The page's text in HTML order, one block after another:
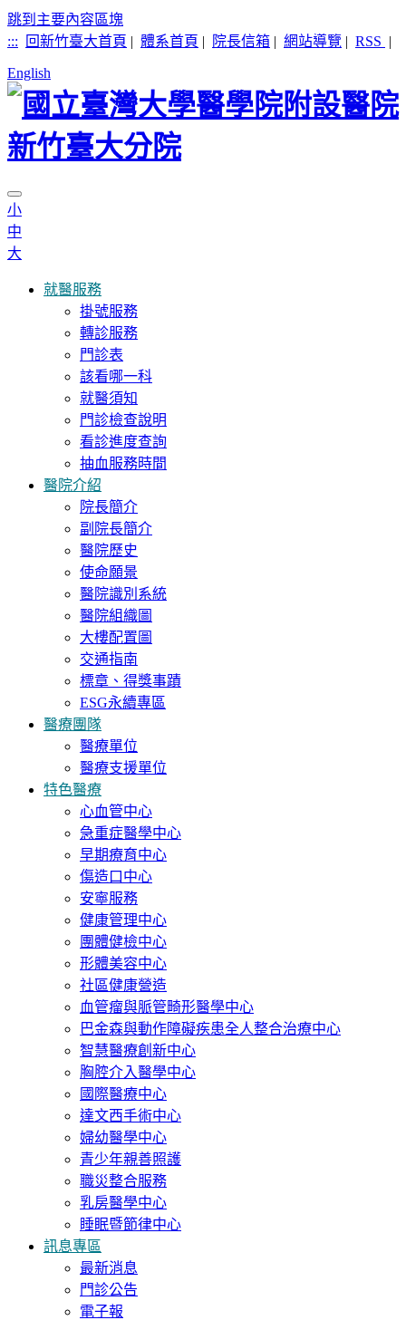
跳到主要內容區塊
:::
回新竹臺大首頁 | 體系首頁 | 院長信箱 | 網站導覽 | RSS |
English
小
中
大
就醫服務
掛號服務
轉診服務
門診表
該看哪一科
就醫須知
門診檢查說明
看診進度查詢
抽血服務時間
醫院介紹
院長簡介
副院長簡介
醫院歷史
使命願景
醫院識別系統
醫院組織圖
大樓配置圖
交通指南
標章、得獎事蹟
ESG永續專區
醫療團隊
醫療單位
醫療支援單位
特色醫療
心血管中心
急重症醫學中心
早期療育中心
傷造口中心
安寧服務
健康管理中心
團體健檢中心
形體美容中心
社區健康營造
血管瘤與脈管畸形醫學中心
巴金森與動作障礙疾患全人整合治療中心
智慧醫療創新中心
胸腔介入醫學中心
國際醫療中心
達文西手術中心
婦幼醫學中心
青少年親善照護
職災整合服務
乳房醫學中心
睡眠暨節律中心
訊息專區
最新消息
門診公告
電子報